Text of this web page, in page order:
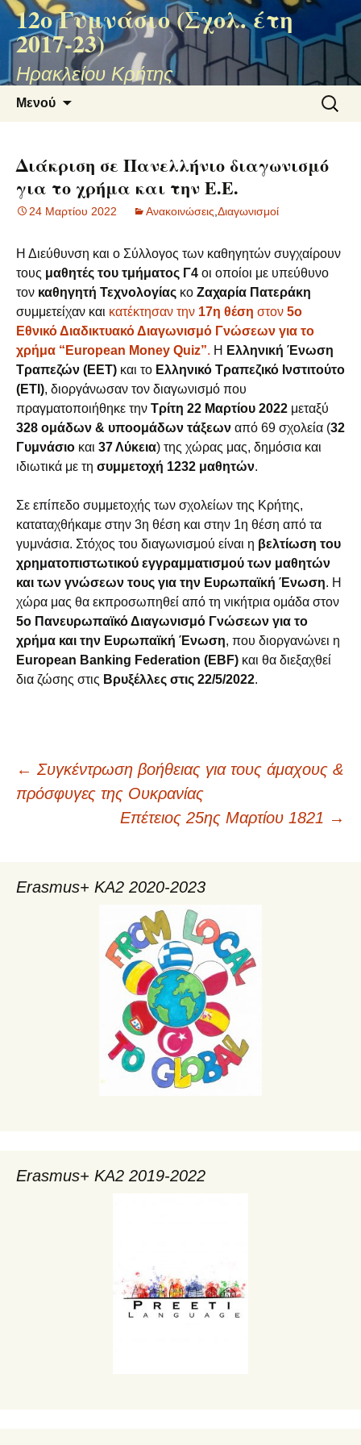
12ο Γυμνάσιο (Σχολ. έτη
2017-23)
Ηρακλείου Κρήτης
Μενού
για:
Διάκριση σε Πανελλήνιο διαγωνισμό
για το χρήμα και την Ε.Ε.
24 Μαρτίου 2022 Ανακοινώσεις Διαγωνισμοί
Η Διεύθυνση και ο Σύλλογος των καθηγητών συγχαίρουν
τους μαθητές του τμήματος Γ4 οι οποίοι με υπεύθυνο
τον καθηγητή Τεχνολογίας κο Ζαχαρία Πατεράκη
συμμετείχαν και κατέκτησαν την 17η θέση στον 5ο
Εθνικό Διαδικτυακό Διαγωνισμό Γνώσεων για το
χρήμα “European Money Quiz”. Η Ελληνική Ένωση
Τραπεζών (ΕΕΤ) και το Ελληνικό Τραπεζικό Ινστιτούτο
(ΕΤΙ), διοργάνωσαν τον διαγωνισμό που
πραγματοποιήθηκε την Τρίτη 22 Μαρτίου 2022 μεταξύ
328 ομάδων & υποομάδων τάξεων από 69 σχολεία (32
Γυμνάσιο και 37 Λύκεια) της χώρας μας, δημόσια και
ιδιωτικά με τη συμμετοχή 1232 μαθητών.
Σε επίπεδο συμμετοχής των σχολείων της Κρήτης,
καταταχθήκαμε στην 3η θέση και στην 1η θέση από τα
γυμνάσια. Στόχος του διαγωνισμού είναι η βελτίωση του
χρηματοπιστωτικού εγγραμματισμού των μαθητών
και των γνώσεων τους για την Ευρωπαϊκή Ένωση. Η
χώρα μας θα εκπροσωπηθεί από τη νικήτρια ομάδα στον
5ο Πανευρωπαϊκό Διαγωνισμό Γνώσεων για το
χρήμα και την Ευρωπαϊκή Ένωση, που διοργανώνει η
European Banking Federation (EBF) και θα διεξαχθεί
δια ζώσης στις Βρυξέλλες στις 22/5/2022.
Πλοήγηση
← Συγκέντρωση βοήθειας για τους άμαχους &
πρόσφυγες της Ουκρανίας
Επέτειος 25ης Μαρτίου 1821 →
Erasmus+ KA2 2020-2023
Erasmus+ KA2 2019-2022